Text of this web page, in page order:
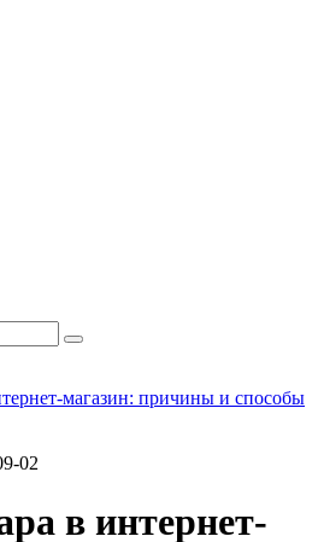
магазин: причины и способы
02
в интернет-